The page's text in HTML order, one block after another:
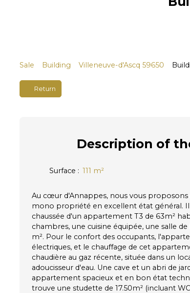
Sale Building Villeneuve-d'Ascq 59650
Return
Description of
Surface : 111 m²
Au cœur d'Annappes, nous vous
mono propriété en excellent état général.
chaussée d'un appartement T3 de 63m²
chambres, une cuisine équipée, une salle
m². Pour le confort des occupants,
électriques, et le chauffage de cet
chaudière au gaz récente, située dans un
adoucisseur d'eau. Une cave et un abri de
appartement spacieux et en bon état
trouve une studette de 17.50m² (incluant